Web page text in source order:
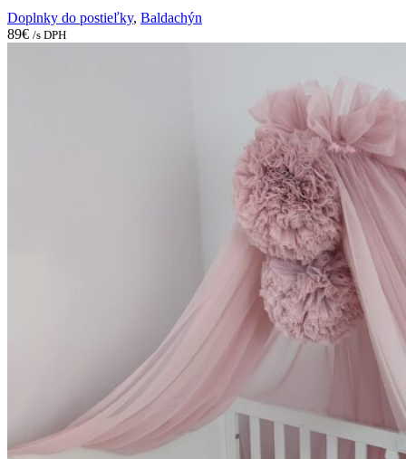
Doplnky do postieľky, Baldachýn
89€ /s DPH